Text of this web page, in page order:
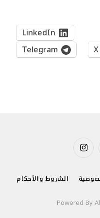
LinkedIn
X
Telegram
الانستغرام
الشروط والأحكام